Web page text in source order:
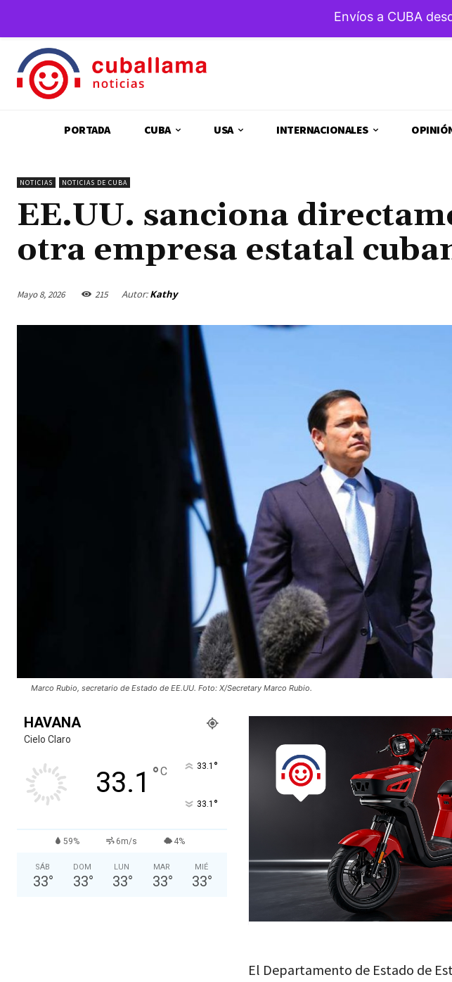
PORTADA CUBA USA INTERNACIONALES
NOTICIAS NOTICIAS DE CUBA
EE.UU. sanciona
otra empresa estatal
Mayo 8, 2026 215 Autor: Kathy
Marco Rubio, secretario de Estado de EE.UU. Foto: X/Secretary Marco Rubio.
HAVANA
Cielo Claro
33.1 °C 33.1 °
33.1 °
59% 6m/s 4%
SÁB
33°
DOM
33°
LUN
33°
MAR
33°
MIÉ
33°
El Departamento de Estado de
Envíos a CUBA